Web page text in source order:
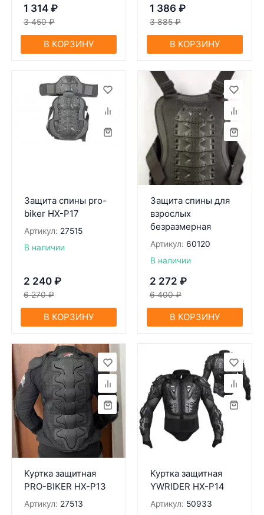
1 314 ₽
3 450 ₽
В КОРЗИНУ
1 386 ₽
3 885 ₽
В КОРЗИНУ
Защита спины pro-
biker HX-P17
Артикул: 27515
В наличии
2 240 ₽
6 270 ₽
В КОРЗИНУ
Защита спины для
взрослых
безразмерная
Артикул: 60120
В наличии
2 272 ₽
6 400 ₽
В КОРЗИНУ
Куртка защитная
PRO-BIKER HX-P13
Артикул: 27513
Куртка защитная
YWRIDER HX-P14
Артикул: 50933